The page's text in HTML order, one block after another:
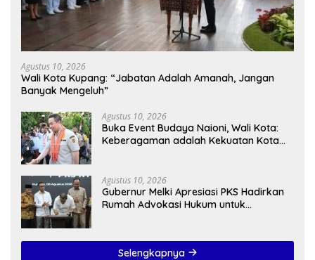
Agustus 10, 2026
Wali Kota Kupang: “Jabatan Adalah Amanah, Jangan
Banyak Mengeluh”
Agustus 10, 2026
Buka Event Budaya Naioni, Wali Kota:
Keberagaman adalah Kekuatan Kota
Agustus 10, 2026
Gubernur Melki Apresiasi PKS Hadirkan
Rumah Advokasi Hukum untuk
Selengkapnya